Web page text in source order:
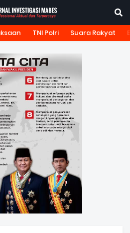
TNI Polri Suara Rakyat